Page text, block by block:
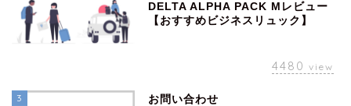
DELTA ALPHA PACK Mレビュー
【おすすめビジネスリュック】
4480 view
3 お問い合わせ